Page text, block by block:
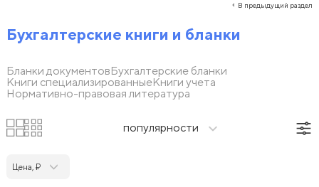
В предыдущий раздел
Бухгалтерские книги и бланки
Бланки документовБухгалтерские бланки
Книги специализированныеКниги учета
Нормативно-правовая литература
популярности
Цена, ₽